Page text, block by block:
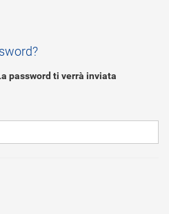
password ti verrà inviata